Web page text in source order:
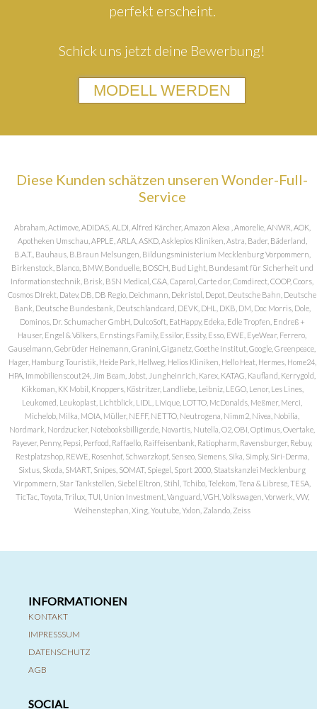
perfekt erscheint.
Schick uns jetzt deine Bewerbung!
MODELL WERDEN
Diese Kunden schätzen unseren Wonder-Full-
Service
Abraham, Actimove, ADIDAS, ALDI, Alfred Kärcher, Amazon Alexa , Amorelie, ANWR, AOK,
Apotheken Umschau, APPLE, ARLA, ASKD, Asklepios Kliniken, Astra, Bader, Bäderland,
B.A.T., Bauhaus, B.Braun Melsungen, Bildungsministerium Mecklenburg Vorpommern,
Birkenstock, Blanco, BMW, Bonduelle, BOSCH, Bud Light, Bundesamt für Sicherheit und
Informationstechnik, Brisk, BSN Medical, C&A, Caparol, Carte d or, Comdirect, COOP, Coors,
Cosmos DIrekt, Datev, DB, DB Regio, Deichmann, Dekristol, Depot, Deutsche Bahn, Deutsche
Bank, Deutsche Bundesbank, Deutschlandcard, DEVK, DHL, DKB, DM, Doc Morris, Dole,
Dominos, Dr. Schumacher GmbH, DulcoSoft, EatHappy, Edeka, Edle Tropfen, Endreß +
Hauser, Engel & Völkers, Ernstings Family, Essilor, Essity, Esso, EWE, EyeWear, Ferrero,
Gauselmann, Gebrüder Heinemann, Granini, Giganetz, Goethe Institut, Google, Greenpeace,
Hager, Hamburg Touristik, Heide Park, Hellweg, Helios Kliniken, Hello Heat, Hermes, Home24,
HPA, Immobilienscout24, Jim Beam, Jobst, Jungheinrich, Karex, KATAG, Kaufland, Kerrygold,
Kikkoman, KK Mobil, Knoppers, Köstritzer, Landliebe, Leibniz, LEGO, Lenor, Les Lines,
Leukomed, Leukoplast, Lichtblick, LIDL, Livique, LOTTO, McDonalds, Meßmer, Merci,
Michelob, Milka, MOIA, Müller, NEFF, NETTO, Neutrogena, Nimm2, Nivea, Nobilia,
Nordmark, Nordzucker, Notebooksbilliger.de, Novartis, Nutella, O2, OBI, Optimus, Overtake,
Payever, Penny, Pepsi, Perfood, Raffaello, Raiffeisenbank, Ratiopharm, Ravensburger, Rebuy,
Restplatzshop, REWE, Rosenhof, Schwarzkopf, Senseo, Siemens, Sika, Simply, Siri-Derma,
Sixtus, Skoda, SMART, Snipes, SOMAT, Spiegel, Sport 2000, Staatskanzlei Mecklenburg
Virpommern, Star Tankstellen, Siebel Eltron, Stihl, Tchibo, Telekom, Tena & Librese, TESA,
TicTac, Toyota, Trilux, TUI, Union Investment, Vanguard, VGH, Volkswagen, Vorwerk, VW,
Weihenstephan, Xing, Youtube, Yxlon, Zalando, Zeiss
INFORMATIONEN
KONTAKT
IMPRESSSUM
DATENSCHUTZ
AGB
SOCIAL